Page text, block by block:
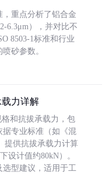
重点分析了铝合金
6.3μm），并对比不
8503-1标准和行业
砂参数。
力详解
和抗拔承载力，包
专业标准（如《混
提供抗拔承载力计算
设计值约80kN）。
选型建议，适用于工